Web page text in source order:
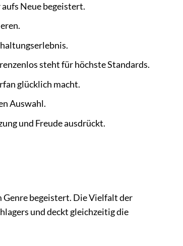
Neue begeistert.
steht für höchste Standards.
glücklich macht.
Auswahl.
und Freude ausdrückt.
Genre begeistert. Die Vielfalt der
und deckt gleichzeitig die